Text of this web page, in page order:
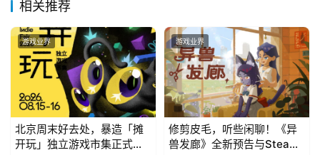
(
中
国
相关推荐
游戏业界
北京周末好去处，暴造「摊
开玩」独立游戏市集正式开
游戏业界
修剪皮毛，听些闲聊！《异
兽发廊》全新预告与Steam